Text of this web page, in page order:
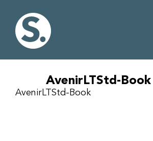
innehållet
AvenirLTStd-Book
AvenirLTStd-Book